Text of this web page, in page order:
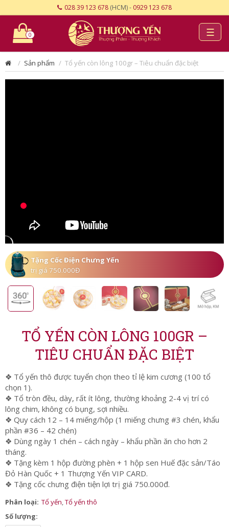
028 39 123 678 (HCM) - 0929 123 678
☰
0
Sản phẩm Tổ yến còn lông 100gr – Tiêu chuẩn đặc biệt
Tặng Cốc Điện Chưng Yến
trị giá 750.000Đ
TỔ YẾN CÒN LÔNG 100GR –
TIÊU CHUẨN ĐẶC BIỆT
❖ Tổ yến thô được tuyển chọn theo tỉ lệ kim cương (100 tổ
chọn 1).
❖ Tổ tròn đều, dày, rất ít lông, thường khoảng 2-4 vị trí có
lông chim, không có bụng, sợi nhiều.
❖ Quy cách 12 – 14 miếng/hộp (1 miếng chưng #3 chén, khẩu
phần #36 – 42 chén)
❖ Dùng ngày 1 chén – cách ngày – khẩu phần ăn cho hơn 2
tháng.
❖ Tặng kèm 1 hộp đường phèn + 1 hộp sen Huế đặc sản/Táo
Đỏ Hàn Quốc + 1 Thượng Yến VIP CARD.
❖ Tặng cốc chưng điện tiện lợi trị giá 750.000đ.
Phân loại: Tổ yến,Tổ yến thô
Số lượng: